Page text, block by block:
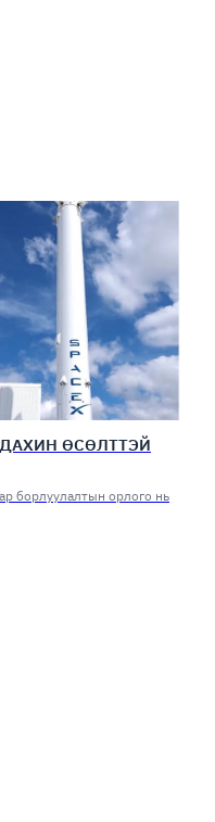
ДАХИН ӨСӨЛТТЭЙ
борлуулалтын орлого нь